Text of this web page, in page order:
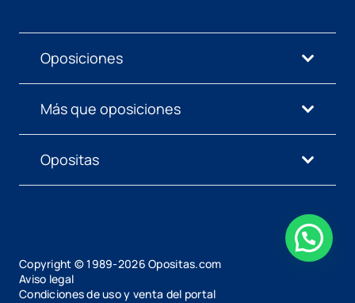
Oposiciones
Más que oposiciones
Opositas
Copyright © 1989-2026 Opositas.com
Aviso legal
Condiciones de uso y venta del portal